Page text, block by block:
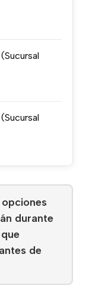
opciones
durante
de